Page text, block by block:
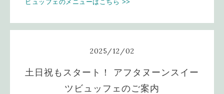
ビュッフェのメニューはこちら >>
2025 /12 /02
土日祝もスタート！ アフタヌーンスイー
ツビュッフェのご案内